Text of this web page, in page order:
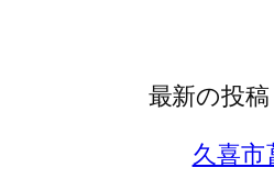
最新の投稿
久喜市